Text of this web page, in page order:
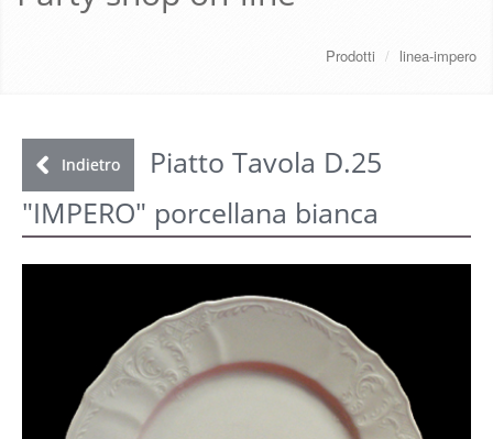
GALLERY
NEWS
FAQs
Prodotti / linea-impero
Indietro
Piatto Tavola D.25
"IMPERO" porcellana bianca